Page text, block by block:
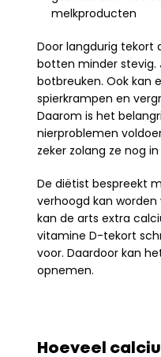
melkproducten
Door langdurig tekort
botten minder stevig.
botbreuken. Ook kan
spierkrampen en
Daarom is het
nierproblemen
zeker zolang ze nog
De diëtist bespreekt
verhoogd kan
kan de arts extra
vitamine D-tekort
voor. Daardoor kan
opnemen.
Hoeveel